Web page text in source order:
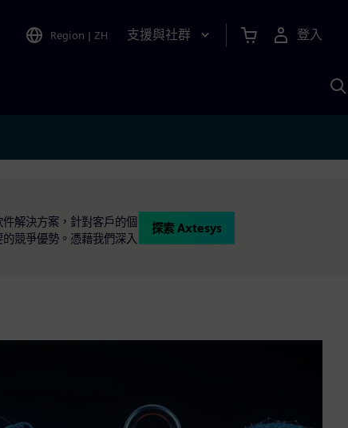
Region | ZH 支援與社群 登入
解決方案，針對客戶的個
競爭優勢。憑藉我們深入
探索 Axtesys